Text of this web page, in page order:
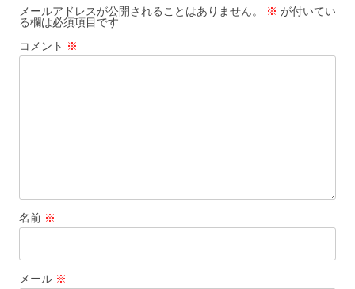
ゲ
ー
シ
メールアドレスが公開されることはありません。 ※ が付いてい
る欄は必須項目です
コメント ※
名前 ※
メール ※